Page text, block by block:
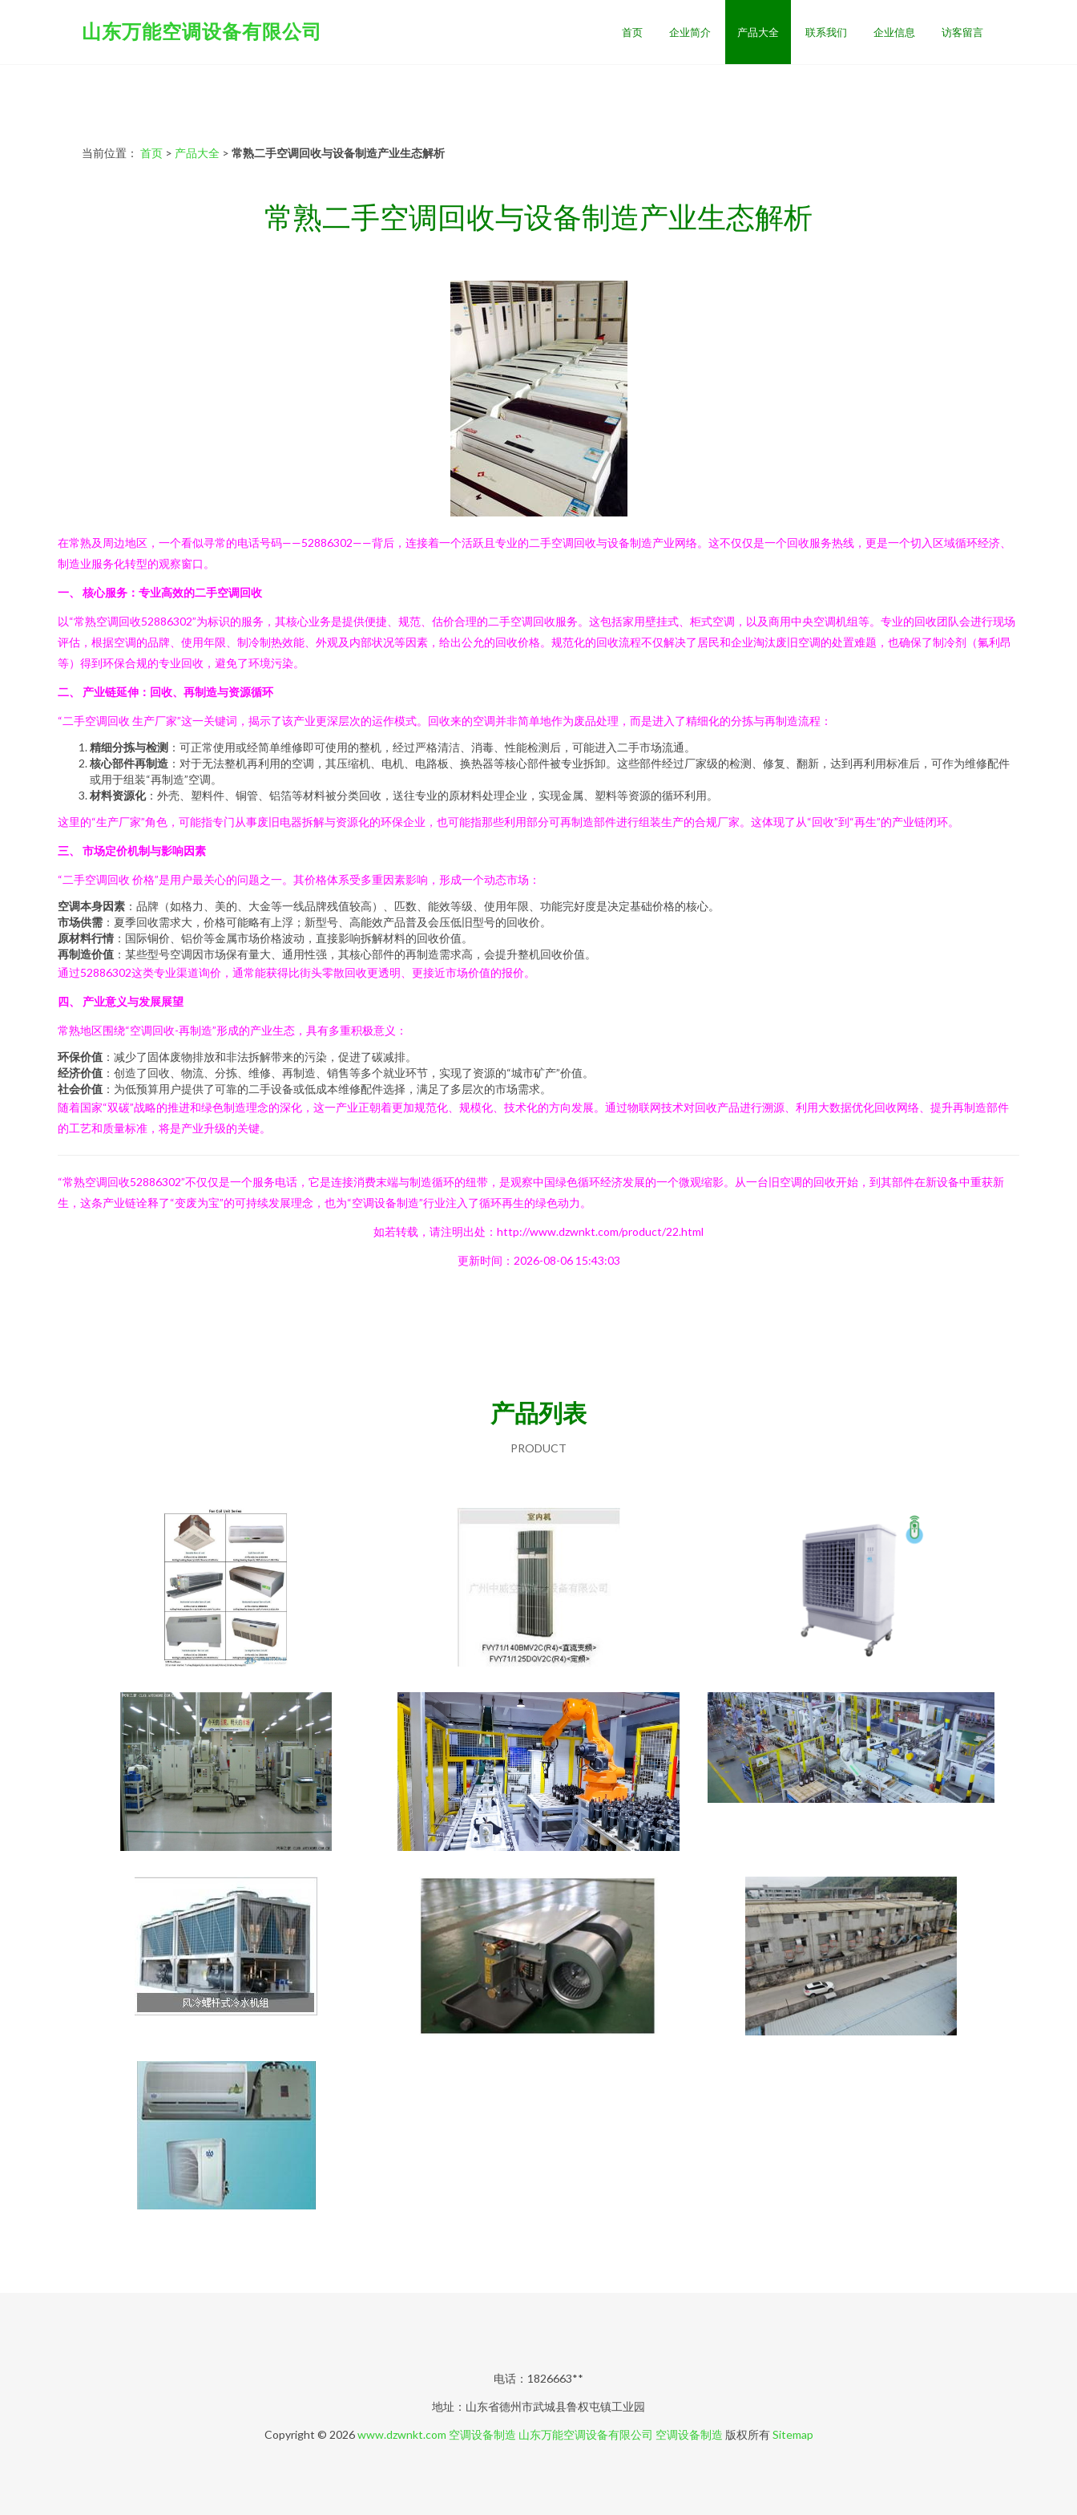
山东万能空调设备有限公司 首页 企业简介 产品大全 联系我们 企业信息 访客留言
当前位置： 首页 > 产品大全 > 常熟二手空调回收与设备制造产业生态解析
常熟二手空调回收与设备制造产业生态解析
在常熟及周边地区，一个看似寻常的电话号码——52886302——背后，连接着一个活跃且专业的二手空调回收与设备制造产业网络。这不仅仅是一个回收服务热线，更是一个切入区域循环经济、
制造业服务化转型的观察窗口。
一、 核心服务：专业高效的二手空调回收
以“常熟空调回收52886302”为标识的服务，其核心业务是提供便捷、规范、估价合理的二手空调回收服务。这包括家用壁挂式、柜式空调，以及商用中央空调机组等。专业的回收团队会进行现场
评估，根据空调的品牌、使用年限、制冷制热效能、外观及内部状况等因素，给出公允的回收价格。规范化的回收流程不仅解决了居民和企业淘汰废旧空调的处置难题，也确保了制冷剂（氟利昂
等）得到环保合规的专业回收，避免了环境污染。
二、 产业链延伸：回收、再制造与资源循环
“二手空调回收 生产厂家”这一关键词，揭示了该产业更深层次的运作模式。回收来的空调并非简单地作为废品处理，而是进入了精细化的分拣与再制造流程：
精细分拣与检测 ：可正常使用或经简单维修即可使用的整机，经过严格清洁、消毒、性能检测后，可能进入二手市场流通。
核心部件再制造 ：对于无法整机再利用的空调，其压缩机、电机、电路板、换热器等核心部件被专业拆卸。这些部件经过厂家级的检测、修复、翻新，达到再利用标准后，可作为维修配件
或用于组装“再制造”空调。
材料资源化：外壳、塑料件、铜管、铝箔等材料被分类回收，送往专业的原材料处理企业，实现金属、塑料等资源的循环利用。
这里的“生产厂家”角色，可能指专门从事废旧电器拆解与资源化的环保企业，也可能指那些利用部分可再制造部件进行组装生产的合规厂家。这体现了从“回收”到“再生”的产业链闭环。
三、 市场定价机制与影响因素
“二手空调回收 价格”是用户最关心的问题之一。其价格体系受多重因素影响，形成一个动态市场：
空调本身因素 ：品牌（如格力、美的、大金等一线品牌残值较高）、匹数、能效等级、使用年限、功能完好度是决定基础价格的核心。
市场供需 ：夏季回收需求大，价格可能略有上浮；新型号、高能效产品普及会压低旧型号的回收价。
原材料行情 ：国际铜价、铝价等金属市场价格波动，直接影响拆解材料的回收价值。
再制造价值 ：某些型号空调因市场保有量大、通用性强，其核心部件的再制造需求高，会提升整机回收价值。
通过52886302这类专业渠道询价，通常能获得比街头零散回收更透明、更接近市场价值的报价。
四、 产业意义与发展展望
常熟地区围绕“空调回收-再制造”形成的产业生态，具有多重积极意义：
环保价值 ：减少了固体废物排放和非法拆解带来的污染，促进了碳减排。
经济价值 ：创造了回收、物流、分拣、维修、再制造、销售等多个就业环节，实现了资源的“城市矿产”价值。
社会价值 ：为低预算用户提供了可靠的二手设备或低成本维修配件选择，满足了多层次的市场需求。
随着国家“双碳”战略的推进和绿色制造理念的深化，这一产业正朝着更加规范化、规模化、技术化的方向发展。通过物联网技术对回收产品进行溯源、利用大数据优化回收网络、提升再制造部件
的工艺和质量标准，将是产业升级的关键。
“常熟空调回收52886302”不仅仅是一个服务电话，它是连接消费末端与制造循环的纽带，是观察中国绿色循环经济发展的一个微观缩影。从一台旧空调的回收开始，到其部件在新设备中重获新
生，这条产业链诠释了“变废为宝”的可持续发展理念，也为“空调设备制造”行业注入了循环再生的绿色动力。
如若转载，请注明出处：http://www.dzwnkt.com/product/22.html
更新时间：2026-08-06 15:43:03
产品列表
PRODUCT
电话：1826663**
地址：山东省德州市武城县鲁权屯镇工业园
Copyright © 2026www.dzwnkt.com 空调设备制造 山东万能空调设备有限公司 空调设备制造 版权所有Sitemap